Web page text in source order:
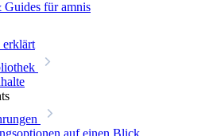
für amnis
erklärt
auf einen Blick